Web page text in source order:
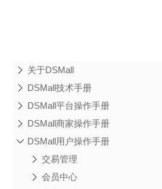
关于DSMall
DSMall技术手册
DSMall平台操作手册
DSMall商家操作手册
DSMall用户操作手册
交易管理
会员中心